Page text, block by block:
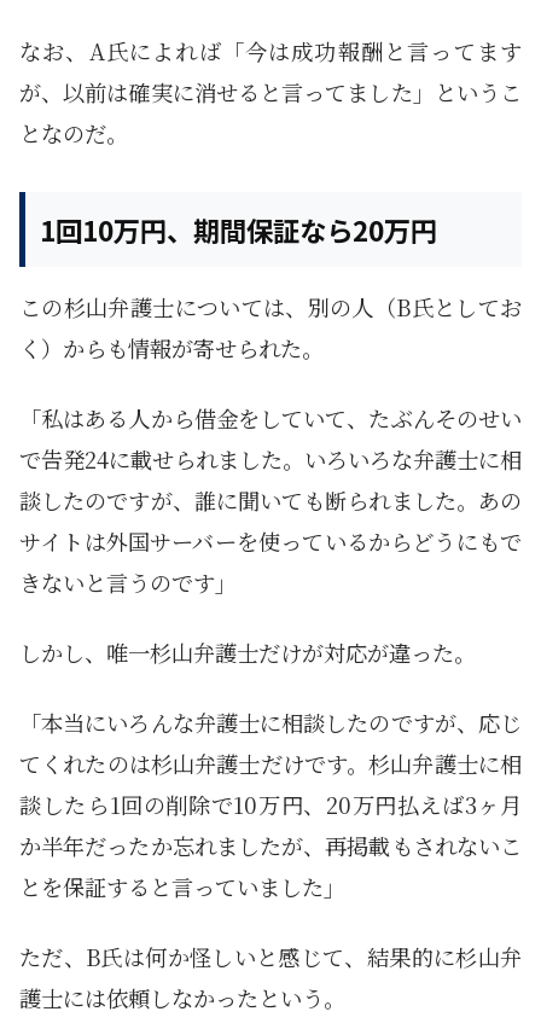
なお、A氏によれば「今は成功報酬と言ってます
が、以前は確実に消せると言ってました」というこ
となのだ。
1回10万円、期間保証なら20万円
この杉山弁護士については、別の人（B氏としてお
く）からも情報が寄せられた。
「私はある人から借金をしていて、たぶんそのせい
で告発24に載せられました。いろいろな弁護士に相
談したのですが、誰に聞いても断られました。あの
サイトは外国サーバーを使っているからどうにもで
きないと言うのです」
しかし、唯一杉山弁護士だけが対応が違った。
「本当にいろんな弁護士に相談したのですが、応じ
てくれたのは杉山弁護士だけです。杉山弁護士に相
談したら1回の削除で10万円、20万円払えば3ヶ月
か半年だったか忘れましたが、再掲載もされないこ
とを保証すると言っていました」
ただ、B氏は何か怪しいと感じて、結果的に杉山弁
護士には依頼しなかったという。